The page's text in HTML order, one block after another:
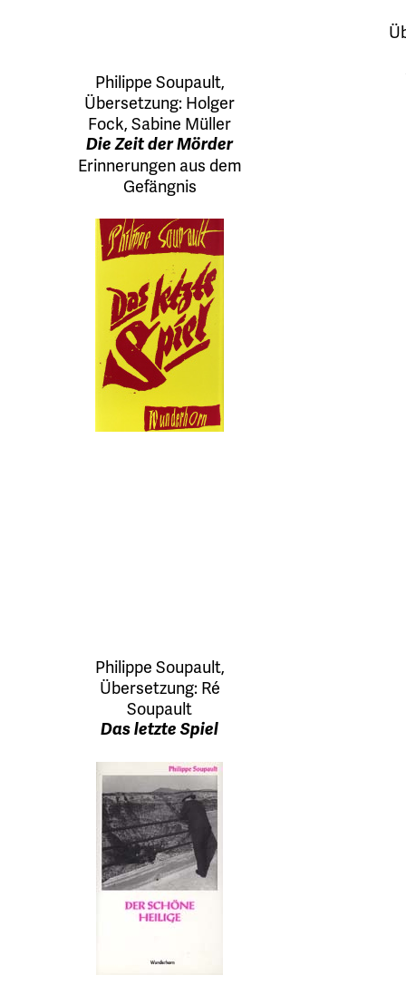
Philippe Soupault,
Übersetzung: Holger
Fock, Sabine Müller
Die Zeit der Mörder
Erinnerungen aus dem
Gefängnis
Philippe Soupault,
Übersetzung: Ré
Soupault
Das letzte Spiel